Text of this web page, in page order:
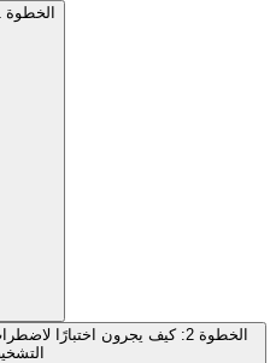
الخطوة 1: الاستشارة الأولية والتقييم النفسي
الخطوة 2: كيف يجرون اختبارًا